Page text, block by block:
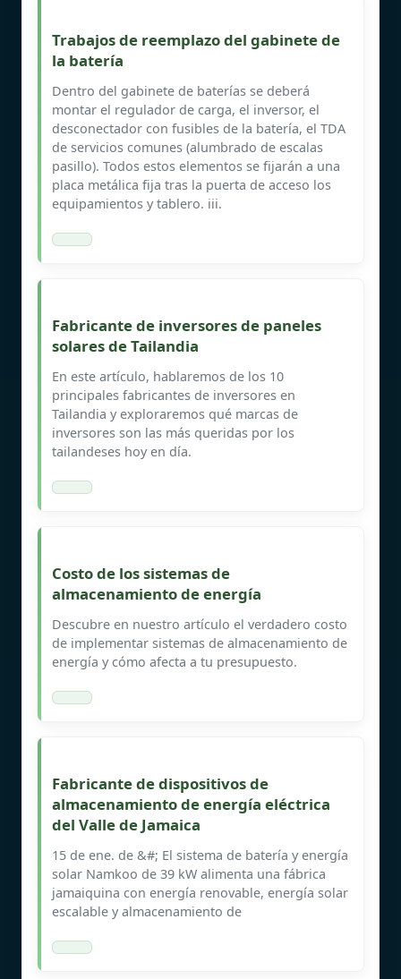
Trabajos de reemplazo del gabinete de
la batería
Dentro del gabinete de baterías se deberá
montar el regulador de carga, el inversor, el
desconectador con fusibles de la batería, el TDA
de servicios comunes (alumbrado de escalas
pasillo). Todos estos elementos se fijarán a una
placa metálica fija tras la puerta de acceso los
equipamientos y tablero. iii.
Fabricante de inversores de paneles
solares de Tailandia
En este artículo, hablaremos de los 10
principales fabricantes de inversores en
Tailandia y exploraremos qué marcas de
inversores son las más queridas por los
tailandeses hoy en día.
Costo de los sistemas de
almacenamiento de energía
Descubre en nuestro artículo el verdadero costo
de implementar sistemas de almacenamiento de
energía y cómo afecta a tu presupuesto.
Fabricante de dispositivos de
almacenamiento de energía eléctrica
del Valle de Jamaica
15 de ene. de &#; El sistema de batería y energía
solar Namkoo de 39 kW alimenta una fábrica
jamaiquina con energía renovable, energía solar
escalable y almacenamiento de